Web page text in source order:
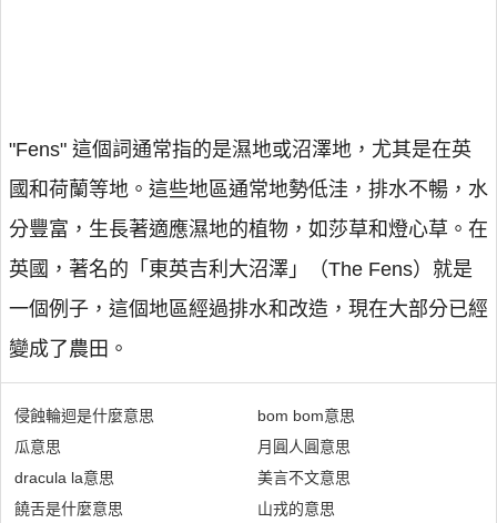
"Fens" 這個詞通常指的是濕地或沼澤地，尤其是在英
國和荷蘭等地。這些地區通常地勢低洼，排水不暢，水
分豐富，生長著適應濕地的植物，如莎草和燈心草。在
英國，著名的「東英吉利大沼澤」（The Fens）就是
一個例子，這個地區經過排水和改造，現在大部分已經
變成了農田。
侵蝕輪迴是什麼意思
瓜意思
dracula la意思
饒舌是什麼意思
bom bom意思
月圓人圓意思
美言不文意思
山戎的意思